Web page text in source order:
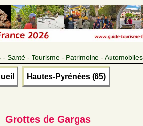
- Santé - Tourisme - Patrimoine - Automobiles
Hautes-Pyrénées (65)
Grottes de Gargas